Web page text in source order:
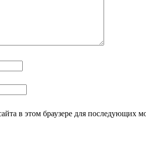
в этом браузере для последующих